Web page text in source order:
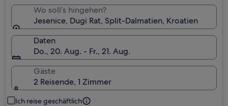
Wo soll’s hingehen?
Jesenice, Dugi Rat, Split-Dalmatien, Kroatien
Daten
Do., 20. Aug. - Fr., 21. Aug.
Gäste
2 Reisende, 1 Zimmer
Ich reise geschäftlich